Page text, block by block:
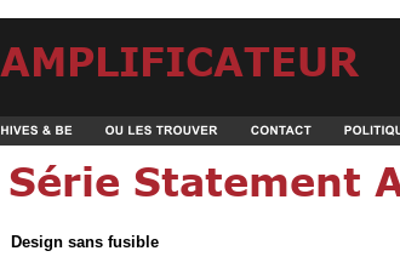
AMPLIFICATEUR
Série Statement
Design sans fusible